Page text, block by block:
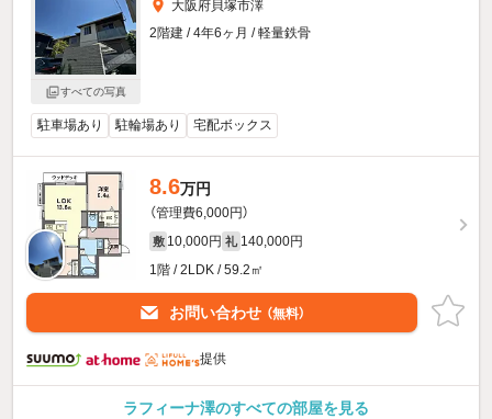
すべての写真
大阪府貝塚市澤
2階建 / 4年6ヶ月 / 軽量鉄骨
駐車場あり 駐輪場あり 宅配ボックス
8.6万円
（管理費6,000円）
敷 10,000円 礼 140,000円
1階 / 2LDK / 59.2㎡
お問い合わせ （無料）
提供
ラフィーナ澤のすべての部屋を見る